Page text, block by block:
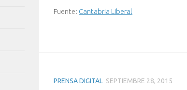
Fuente: Cantabria Liberal
PRENSA DIGITAL SEPTIEMBRE 28, 2015